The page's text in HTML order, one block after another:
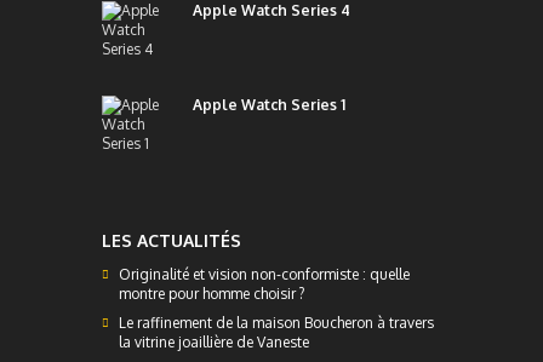
Apple Watch Series 4
Apple Watch Series 1
LES ACTUALITÉS
Originalité et vision non-conformiste : quelle
montre pour homme choisir ?
Le raffinement de la maison Boucheron à travers
la vitrine joaillière de Vaneste